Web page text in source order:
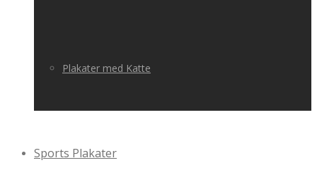
Plakater med Katte
Sports Plakater